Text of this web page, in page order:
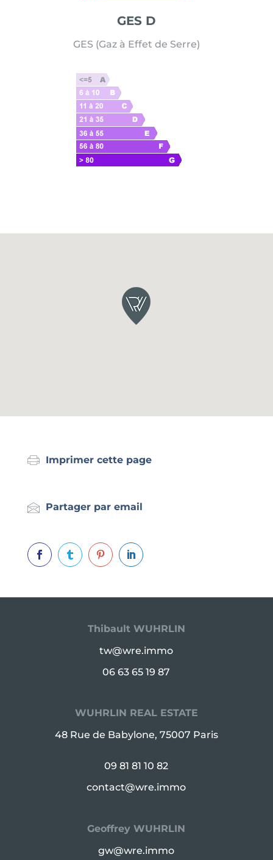
GES D
GES (Gaz à Effet de Serre)
Imprimer cette page
Partager par email
   
Thibault WUHRLIN
tw@wre.immo
06 63 65 19 87
WUHRLIN REAL ESTATE
48 Rue de Babylone, 75007 Paris
09 81 81 10 82
contact@wre.immo
Geoffrey WUHRLIN
gw@wre.immo